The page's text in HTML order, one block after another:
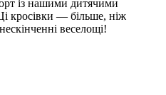
із нашими дитячими
кросівки — більше, ніж
веселощі!